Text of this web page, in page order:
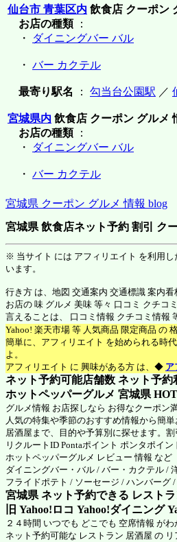
仙台市 青葉区内 飲食店 クーポン
お店の種類：
・
ダイニングバー バル
・ バー カクテル
最寄り駅名 ： 勾当台公園駅 ／
宮城県内 飲食店 クーポン グルメ
お店の種類：
・
ダイニングバー バル
・ バー カクテル
宮城県 クーポン グルメ 情報 blog
宮城県 飲食店ネット予約 割引 ク
※ 当サイト には アフィリエイト を利用し
います。
行き方 は、地図 交通案内 交通標識 案内
お店の 味 グルメ 美味 等々 口コミ クチコ
言えることは、 口コミ情報 クチコミ情報
Yahoo! 楽天市場 等 人気商品 限定商品 の
簡単に、アフィリエイト を始められる時
よ。
アフィリエイト に 興味がある方 は、◆ ア
ネット予約可能店舗数 ネット予
ホットペッパーグルメ 宮城県
グルメ情報 お店探しなら お得なクーポン
人気の特集や季節のおすすめ情報から簡
居酒屋まで、目的や予算別に探せます。
リクルートID Pontaポイント ポンタポイ
ホットペッパーグルメ レビュー 情報 など
ダイニングバー・バル / バー・カクテル /
フライドポテト / ソーセージ / ハンバーグ
宮城県 ネット予約できる レスト
旧 Yahoo!ロコ Yahoo!ダイニング
２４時間 いつでも どこでも 空席情報 が
ネット予約可能な レストラン 居酒屋 の